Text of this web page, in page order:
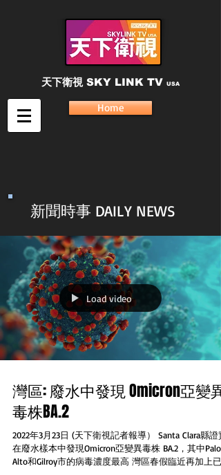
天下衛視 SKY LINK TV USA
Home
新聞時事 DAILY NEWS
Load video
灣區: 廢水中發現 Omicron亞變異
毒株BA.2
2022年3月23日 (天下衛視記者報導） Santa Clara縣證實
在廢水樣本中發現Omicron亞變異毒株 BA.2，其中Palo
Alto和Gilroy市的病毒濃度最高 灣區春假臨近再加上已